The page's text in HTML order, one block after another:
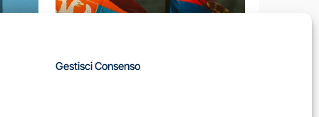
Gestisci Consenso